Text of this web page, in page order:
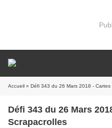
Accueil » Défi 343 du 26 Mars 2018 -
Défi 343 du 26 Mars
Scrapacrolles